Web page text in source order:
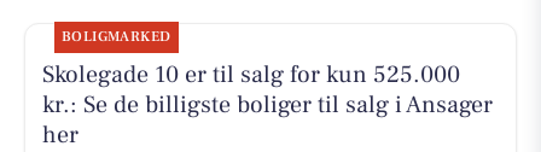
BOLIGMARKED
Skolegade 10 er til salg for kun 525.000
kr.: Se de billigste boliger til salg i Ansager
her